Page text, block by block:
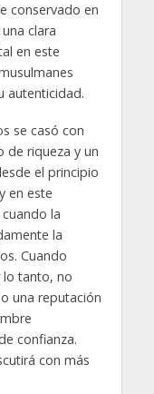
conservado en
clara
en este
autenticidad.
se casó con
de riqueza y un
el principio
en este
la
la
Cuando
tanto, no
una reputación
confianza.
con más